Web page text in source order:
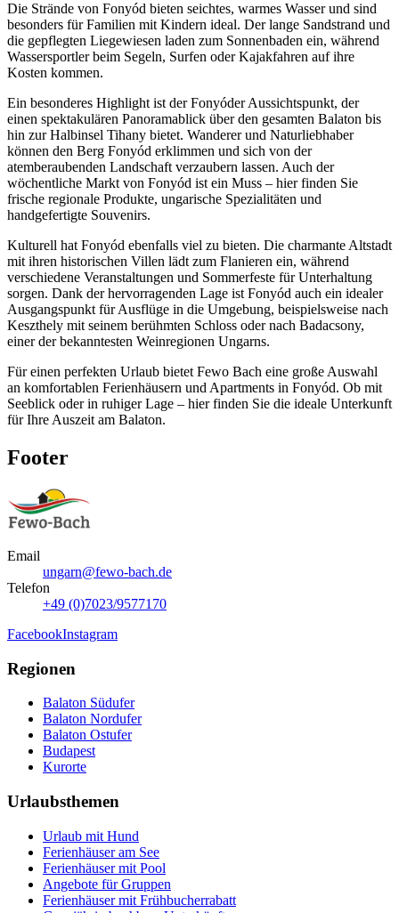
Die Strände von Fonyód bieten seichtes, warmes Wasser und sind
besonders für Familien mit Kindern ideal. Der lange Sandstrand und
die gepflegten Liegewiesen laden zum Sonnenbaden ein, während
Wassersportler beim Segeln, Surfen oder Kajakfahren auf ihre
Kosten kommen.
Ein besonderes Highlight ist der Fonyóder Aussichtspunkt, der
einen spektakulären Panoramablick über den gesamten Balaton bis
hin zur Halbinsel Tihany bietet. Wanderer und Naturliebhaber
können den Berg Fonyód erklimmen und sich von der
atemberaubenden Landschaft verzaubern lassen. Auch der
wöchentliche Markt von Fonyód ist ein Muss – hier finden Sie
frische regionale Produkte, ungarische Spezialitäten und
handgefertigte Souvenirs.
Kulturell hat Fonyód ebenfalls viel zu bieten. Die charmante Altstadt
mit ihren historischen Villen lädt zum Flanieren ein, während
verschiedene Veranstaltungen und Sommerfeste für Unterhaltung
sorgen. Dank der hervorragenden Lage ist Fonyód auch ein idealer
Ausgangspunkt für Ausflüge in die Umgebung, beispielsweise nach
Keszthely mit seinem berühmten Schloss oder nach Badacsony,
einer der bekanntesten Weinregionen Ungarns.
Für einen perfekten Urlaub bietet Fewo Bach eine große Auswahl
an komfortablen Ferienhäusern und Apartments in Fonyód. Ob mit
Seeblick oder in ruhiger Lage – hier finden Sie die ideale Unterkunft
für Ihre Auszeit am Balaton.
Footer
Email
ungarn@fewo-bach.de
Telefon
+49 (0)7023/9577170
FacebookInstagram
Regionen
Balaton Südufer
Balaton Nordufer
Balaton Ostufer
Budapest
Kurorte
Urlaubsthemen
Urlaub mit Hund
Ferienhäuser am See
Ferienhäuser mit Pool
Angebote für Gruppen
Ferienhäuser mit Frühbucherrabatt